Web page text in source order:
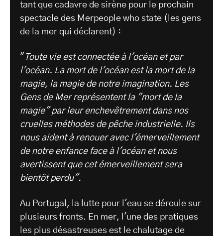
tant que cadavre de sirène pour le prochain
spectacle des Merpeople who state (les gens
de la mer qui déclarent) :
" Toute vie est connectée à l'océan et par
l'océan. La mort de l'océan est la mort de la
magie, la magie de notre imagination. Les
Gens de Mer représentent la "mort de la
magie" par leur enchevêtrement dans nos
cruelles méthodes de pêche industrielle. Ils
nous aident à renouer avec l'émerveillement
de notre enfance face à l'océan et nous
avertissent que cet émerveillement sera
bientôt perdu".
Au Portugal, la lutte pour l'eau se déroule sur
plusieurs fronts. En mer, l'une des pratiques
les plus désastreuses est le chalutage de